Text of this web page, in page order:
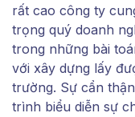
rất cao công ty
trọng quý doanh
trong những bài
với xây dựng lấy
trường. Sự cẩn
trình biểu diễn sự